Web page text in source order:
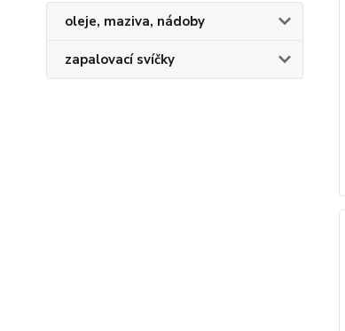
oleje, maziva, nádoby
zapalovací svíčky